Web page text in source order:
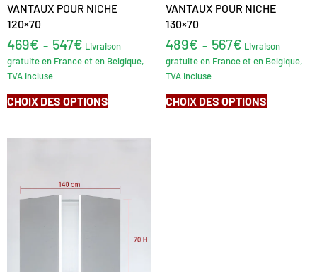
VANTAUX POUR NICHE
120×70
469€ – 547€ Livraison
gratuite en France et en Belgique,
TVA incluse
CHOIX DES OPTIONS
VANTAUX POUR NICHE
130×70
489€ – 567€ Livraison
gratuite en France et en Belgique,
TVA incluse
CHOIX DES OPTIONS